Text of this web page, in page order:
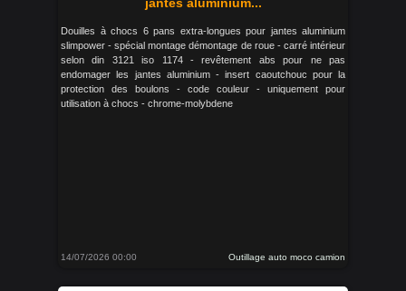
Douilles à chocs 6 pans extra-longues pour jantes aluminium
slimpower - spécial montage démontage de roue - carré intérieur
selon din 3121 iso 1174 - revêtement abs pour ne pas
endomager les jantes aluminium - insert caoutchouc pour la
protection des boulons - code couleur - uniquement pour
utilisation à chocs - chrome-molybdene
14/07/2026 00:00 Outillage auto moco camion